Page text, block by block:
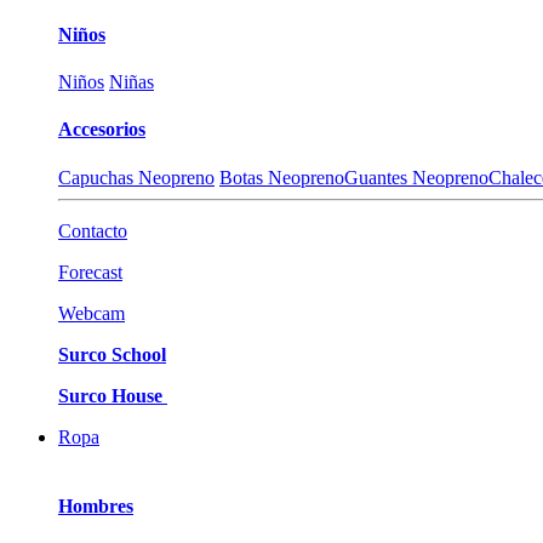
Niños
Niños Niñas
Accesorios
Capuchas Neopreno Botas NeoprenoGuantes Neopreno
Contacto
Forecast
Webcam
Surco School
Surco House
Ropa
Hombres